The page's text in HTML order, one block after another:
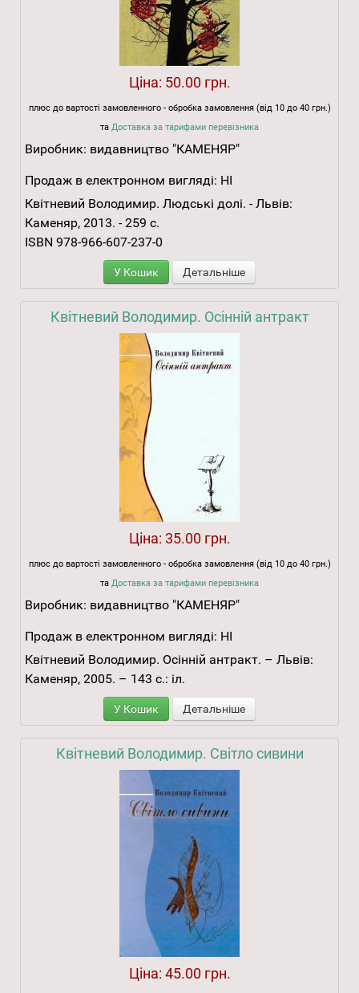
Ціна: 50.00 грн.
плюс до вартості замовленного - обробка замовлення (від 10 до 40 грн.)
та Доставка за тарифами перевізника
Виробник: видавництво "КАМЕНЯР"
Продаж в електронном вигляді: НІ
Квітневий Володимир. Людські долі. - Львів:
Каменяр, 2013. - 259 с.
ISBN 978-966-607-237-0
У Кошик Детальніше
Квітневий Володимир. Осінній антракт
Ціна: 35.00 грн.
плюс до вартості замовленного - обробка замовлення (від 10 до 40 грн.)
та Доставка за тарифами перевізника
Виробник: видавництво "КАМЕНЯР"
Продаж в електронном вигляді: НІ
Квітневий Володимир. Осінній антракт. – Львів:
Каменяр, 2005. – 143 с.: іл.
У Кошик Детальніше
Квітневий Володимир. Світло сивини
Ціна: 45.00 грн.